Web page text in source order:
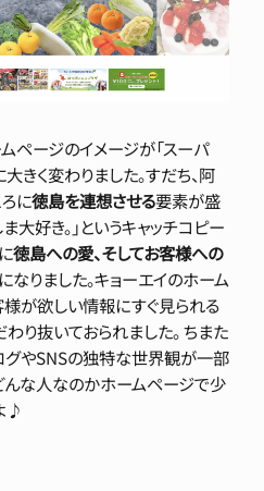
ページのイメージが「スーパ
きく変わりました。すだち、阿
に徳島を連想させる要素が盛
ま大好き。」というキャッチコピー
徳島への愛、そしてお客様への
りました。キョーエイのホーム
が欲しい情報にすぐ見られる
り抜いておられました。 ちまた
グやSNSの独特な世界観が一部
んな人なのかホームページで少
♪